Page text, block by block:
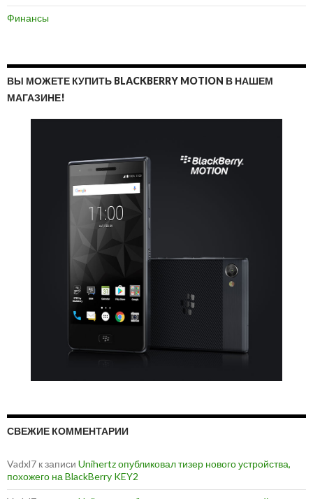
Финансы
ВЫ МОЖЕТЕ КУПИТЬ BLACKBERRY MOTION В НАШЕМ
МАГАЗИНЕ!
СВЕЖИЕ КОММЕНТАРИИ
Vadxl7 к записи Unihertz опубликовал тизер нового устройства,
похожего на BlackBerry KEY2